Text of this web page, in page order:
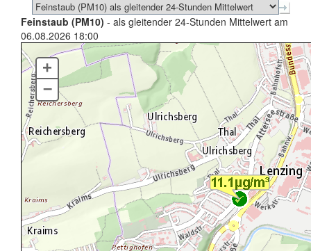
Feinstaub (PM10) - als gleitender 24-Stunden Mittelwert am
06.08.2026 18:00
+
–